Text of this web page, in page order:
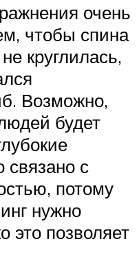
очень
чтобы спина
круглилась,
Возможно,
будет
связано с
потому
нужно
это позволяет